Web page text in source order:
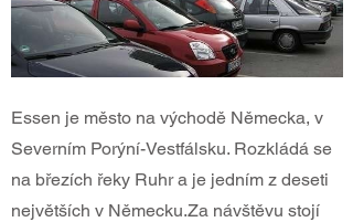
Essen je město na východě Německa, v
Severním Porýní-Vestfálsku. Rozkládá se
na březích řeky Ruhr a je jedním z deseti
největších v Německu.Za návštěvu stojí